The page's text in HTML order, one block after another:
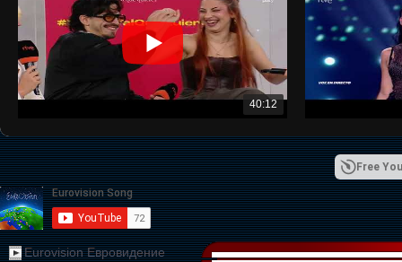
40:12
Free
Eurovision Евровидение